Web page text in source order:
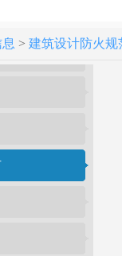
> 建筑设计防火规